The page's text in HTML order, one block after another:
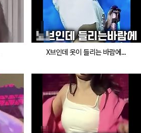
X브인데 옷이 들리는 바람에...